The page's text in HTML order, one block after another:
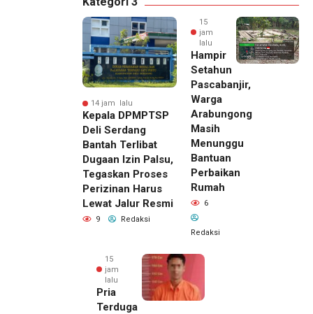
14 jam lalu
Kepala DPMPTSP
Deli Serdang
Bantah Terlibat
Dugaan Izin Palsu,
Tegaskan Proses
Perizinan Harus
Lewat Jalur Resmi
9 Redaksi
15
jam
lalu
Hampir
Setahun
Pascabanjir,
Warga
Arabungong
Masih
Menunggu
Bantuan
Perbaikan
Rumah
6
Redaksi
15
jam
lalu
Pria
Terduga